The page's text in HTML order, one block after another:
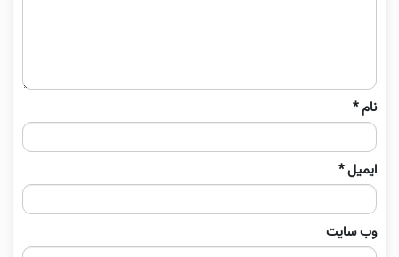
نام*
ایمیل*
وب‌ سایت